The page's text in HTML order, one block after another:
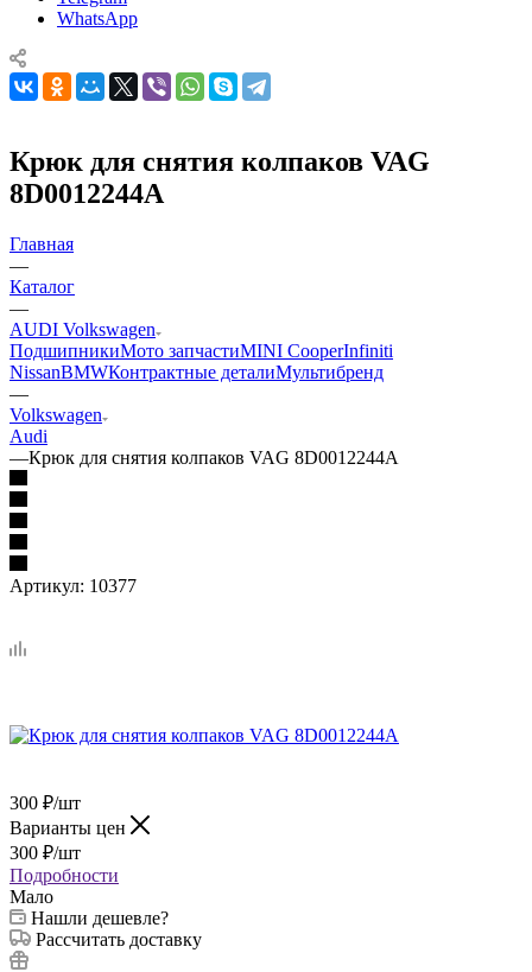
WhatsApp
Крюк для снятия колпаков VAG
8D0012244A
Главная
—
Каталог
—
AUDI Volkswagen
ПодшипникиМото запчастиMINI CooperInfiniti
NissanBMWКонтрактные деталиМультибренд
—
Volkswagen
Audi
—Крюк для снятия колпаков VAG 8D0012244A
Артикул: 10377
300 ₽/шт
Варианты цен
300 ₽/шт
Подробности
Мало
Нашли дешевле?
Рассчитать доставку